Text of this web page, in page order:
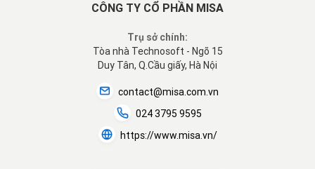
CÔNG TY CỔ PHẦN MISA
Trụ sở chính:
Tòa nhà Technosoft - Ngõ 15
Duy Tân, Q.Cầu giấy, Hà Nội
contact@misa.com.vn
024 3795 9595
https://www.misa.vn/